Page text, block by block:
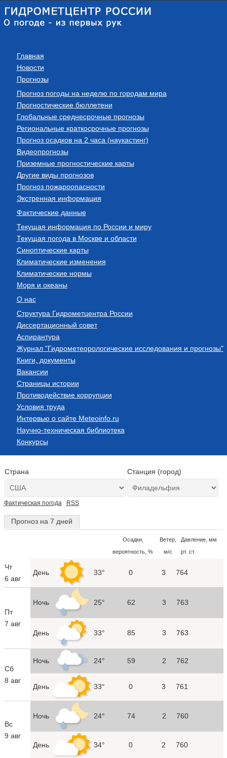
Главная
Новости
Прогнозы
Прогноз погоды на неделю по городам мира
Прогностические бюллетени
Глобальные среднесрочные прогнозы
Региональные краткосрочные прогнозы
Прогноз осадков на 2 часа (наукастинг)
Видеопрогнозы
Приземные прогностические карты
Другие виды прогнозов
Прогноз пожароопасности
Экстренная информация
Фактические данные
Текущая информация по России и миру
Текущая погода в Москве и области
Синоптические карты
Климатические изменения
Климатические нормы
Моря и океаны
О нас
Структура Гидрометцентра России
Диссертационный совет
Аспирантура
Журнал "Гидрометеорологические исследования и прогнозы"
Книги, документы
Вакансии
Страницы истории
Противодействие коррупции
Условия труда
Интервью о сайте Meteoinfo.ru
Научно-техническая библиотека
Конкурсы
Страна Станция (город)
Фактическая погода RSS
Прогноз на 7 дней
Осадки,
вероятность, %
Ветер,
м/с
Давление, мм
рт. ст.
Чт
6 авг
День 33° 0 3 764
Пт
7 авг
Ночь 25° 62 3 763
День 33° 85 3 763
Сб
8 авг
Ночь 24° 59 2 762
День 33° 0 3 761
Вс
9 авг
Ночь 24° 74 2 760
День 34° 0 2 760